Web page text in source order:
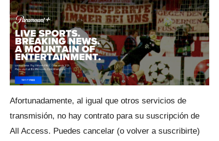
Afortunadamente, al igual que otros servicios de
transmisión, no hay contrato para su suscripción de
All Access. Puedes cancelar (o volver a suscribirte)